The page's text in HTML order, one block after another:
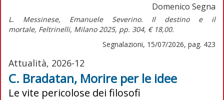
Domenico Segna
L. Messinese, Emanuele Severino. Il destino e il
mortale, Feltrinelli, Milano 2025, pp. 304, € 18,00.
Segnalazioni, 15/07/2026, pag. 423
Attualità, 2026-12
C. Bradatan, Morire per le idee
Le vite pericolose dei filosofi